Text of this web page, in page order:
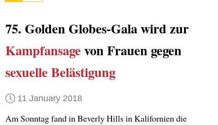
75. Golden Globes-Gala wird zur
Kampfansagevon Frauen gegen
sexuelle Belästigung
11 January 2018
Am Sonntag fand in Beverly Hills in Kalifornien die